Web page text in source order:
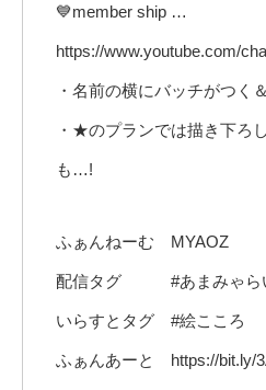
💙member ship …
https://www.youtube.com/
・名前の横にバッチがつく
・★のプランでは描き下ろ
も…!
ふぁんねーむ MYAOZ
配信タグ #あまみゃら
いらすとタグ #絵こころ
ふぁんあーと https://bit.ly/